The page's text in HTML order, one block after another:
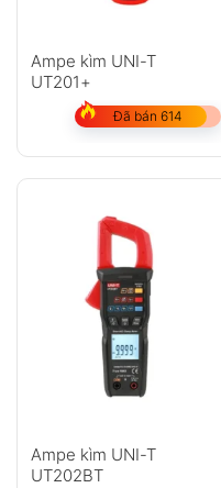
Ampe kìm UNI-T
UT201+
Đã bán 614
Ampe kìm UNI-T
UT202BT